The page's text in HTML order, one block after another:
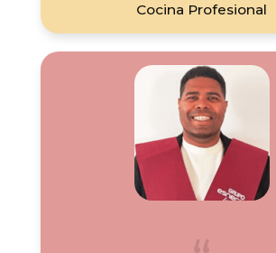
Cocina Profesional